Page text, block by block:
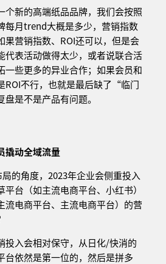
个新的高端纸品品牌，我们会按照
每月trend大概是多少，营销指数
果营销指数、ROI还可以，但是会
代表活动做得太少，或者说联合活
一些更多的异业合作；如果会员和
ROI不行，也就是最后缺了“临门
是不是产品有问题。
撬动全域流量
的角度，2023年企业会侧重投入
台（如主流电商平台、小红书）
流电商平台、主流电商平台）的营
投入会相对保守，从日化/快消的
台依然是第一位的，然后是拼多